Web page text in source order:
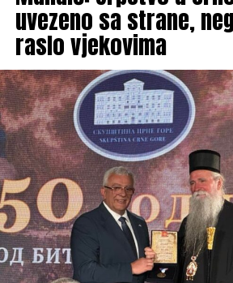
uvezeno sa strane,
raslo vjekovima